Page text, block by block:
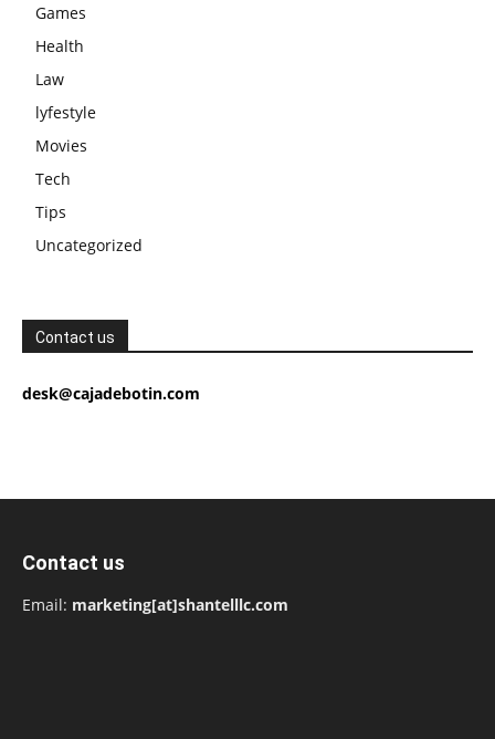
Games
Health
Law
lyfestyle
Movies
Tech
Tips
Uncategorized
Contact us
desk@cajadebotin.com
Contact us
Email: marketing[at]shantelllc.com